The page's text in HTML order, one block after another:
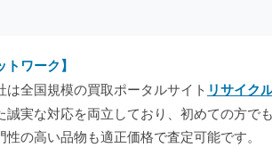
トワーク】
規模の買取ポータルサイト リサイク
誠実な対応を両立しており、初めての方で
性の高い品物も適正価格で査定可能です。